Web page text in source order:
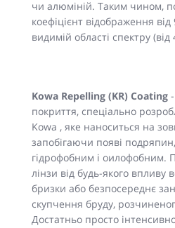
чи алюміній. Таким чином,
коефіцієнт відображення від
видимій області спектру
Kowa Repelling (KR) Coating -
покриття, спеціально
Kowa , яке наноситься на
запобігаючи появі
гідрофобним і оилофобним.
лінзи від будь-якого впливу
бризки або безпосереднє
скупчення бруду,
Достатньо просто